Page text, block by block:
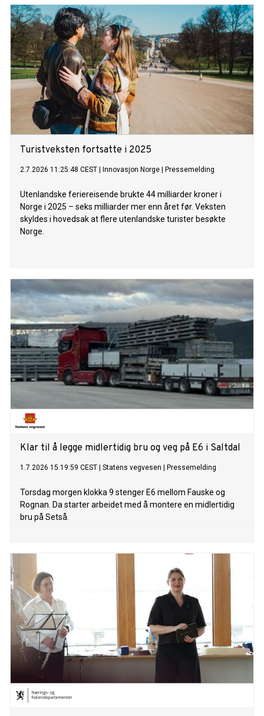
Turistveksten fortsatte i 2025
2.7.2026 11:25:48 CEST Innovasjon Norge Pressemelding
Utenlandske feriereisende brukte 44 milliarder kroner i
Norge i 2025 – seks milliarder mer enn året før. Veksten
skyldes i hovedsak at flere utenlandske turister besøkte
Norge.
Klar til å legge midlertidig bru og veg på E6 i Saltdal
1.7.2026 15:19:59 CEST Statens vegvesen Pressemelding
Torsdag morgen klokka 9 stenger E6 mellom Fauske og
Rognan. Da starter arbeidet med å montere en midlertidig
bru på Setså.